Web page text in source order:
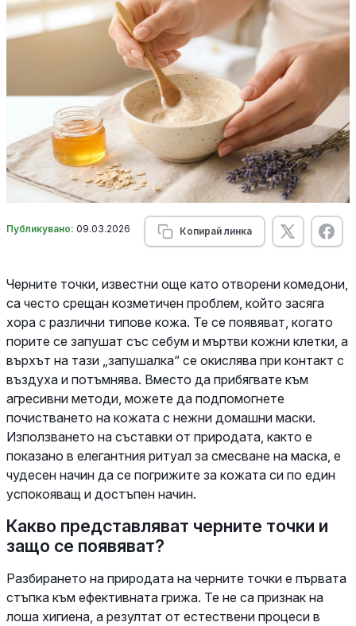
Публикувано: 09.03.2026 Копирай линка
Черните точки, известни още като отворени комедони,
са често срещан козметичен проблем, който засяга
хора с различни типове кожа. Те се появяват, когато
порите се запушат със себум и мъртви кожни клетки, а
върхът на тази „запушалка“ се окислява при контакт с
въздуха и потъмнява. Вместо да прибягвате към
агресивни методи, можете да подпомогнете
почистването на кожата с нежни домашни маски.
Използването на съставки от природата, както е
показано в елегантния ритуал за смесване на маска, е
чудесен начин да се погрижите за кожата си по един
успокояващ и достъпен начин.
Какво представляват черните точки и
защо се появяват?
Разбирането на природата на черните точки е първата
стъпка към ефективната грижа. Те не са признак на
лоша хигиена, а резултат от естествени процеси в